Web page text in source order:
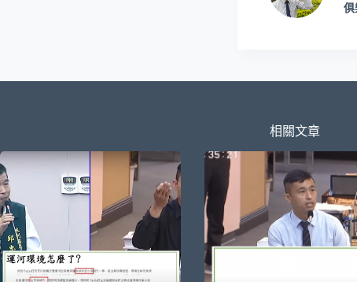
俱
相關文章